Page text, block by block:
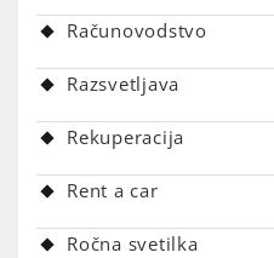
Računovodstvo
Razsvetljava
Rekuperacija
Rent a car
Ročna svetilka